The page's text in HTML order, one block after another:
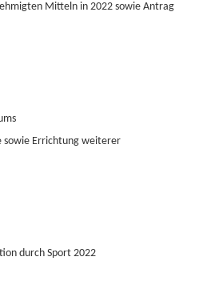
Mitteln in 2022 sowie Antrag
sowie Errichtung weiterer
durch Sport 2022